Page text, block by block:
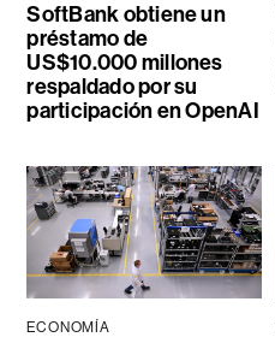
SoftBank obtiene un
préstamo de
US$10.000 millones
respaldado por su
participación en OpenAI
ECONOMÍA